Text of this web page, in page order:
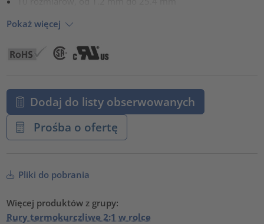
Pokaż więcej
Dodaj do listy obserwowanych
Prośba o ofertę
Pliki do pobrania
Więcej produktów z grupy:
Rury termokurczliwe 2:1 w rolce